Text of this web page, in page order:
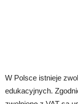
W Polsce istnieje
edukacyjnych.